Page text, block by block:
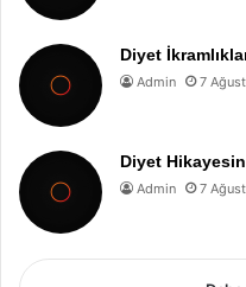
Diyet
Admin 7
Diyet
Admin 7